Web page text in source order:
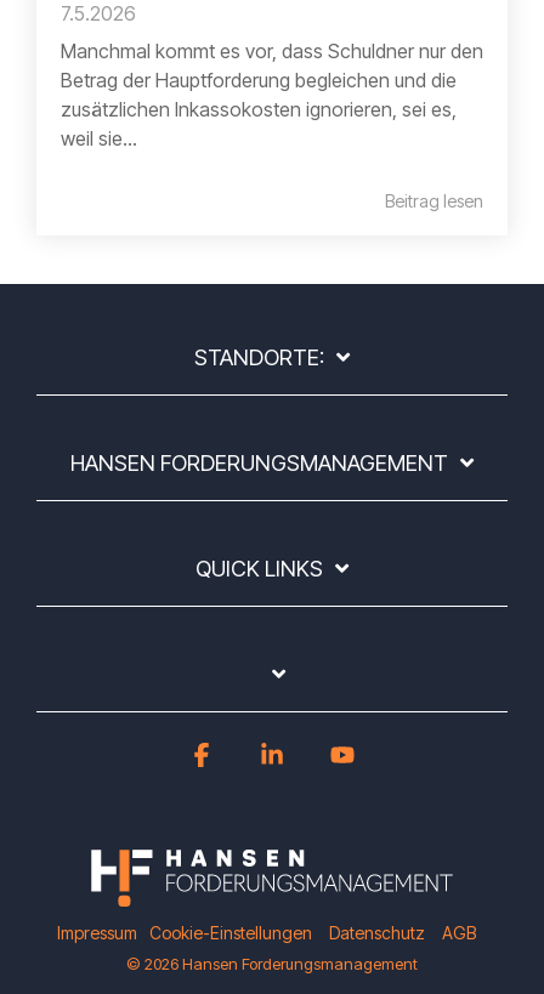
7.5.2026
Manchmal kommt es vor, dass Schuldner nur den
Betrag der Hauptforderung begleichen und die
zusätzlichen Inkassokosten ignorieren, sei es,
weil sie...
Beitrag lesen
STANDORTE:
HANSEN FORDERUNGSMANAGEMENT
QUICK LINKS
Impressum Cookie-Einstellungen Datenschutz AGB
© 2026 Hansen Forderungsmanagement
FacebookLinkedin